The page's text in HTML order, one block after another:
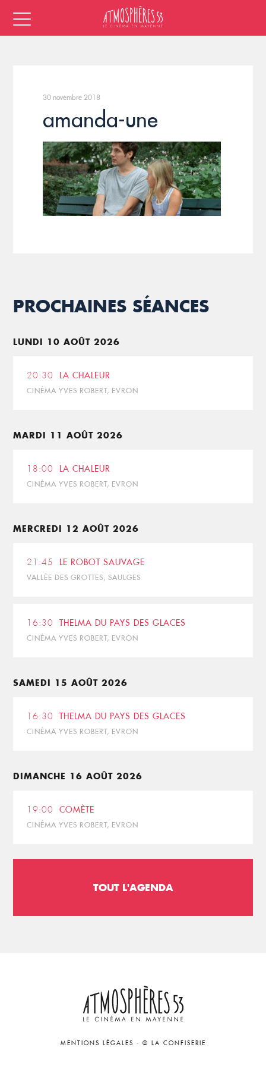
30 novembre 2018
amanda-une
PROCHAINES SÉANCES
LUNDI 10 AOÛT 2026
20:30 LA CHALEUR
CINÉMA YVES ROBERT, EVRON
MARDI 11 AOÛT 2026
18:00 LA CHALEUR
CINÉMA YVES ROBERT, EVRON
MERCREDI 12 AOÛT 2026
21:45 LE ROBOT SAUVAGE
VALLÉE DES GROTTES, SAULGES
16:30 THELMA DU PAYS DES GLACES
CINÉMA YVES ROBERT, EVRON
SAMEDI 15 AOÛT 2026
16:30 THELMA DU PAYS DES GLACES
CINÉMA YVES ROBERT, EVRON
DIMANCHE 16 AOÛT 2026
19:00 COMÈTE
CINÉMA YVES ROBERT, EVRON
TOUT L'AGENDA
MENTIONS LÉGALES - © LA CONFISERIE